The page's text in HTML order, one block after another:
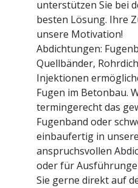
unterstützen Sie bei
besten Lösung. Ihre
unsere Motivation!
Abdichtungen:
Quellbänder,
Injektionen
Fugen im Betonbau.
termingerecht das
Fugenband oder
einbaufertig in
anspruchsvollen
oder für
Sie gerne direkt auf